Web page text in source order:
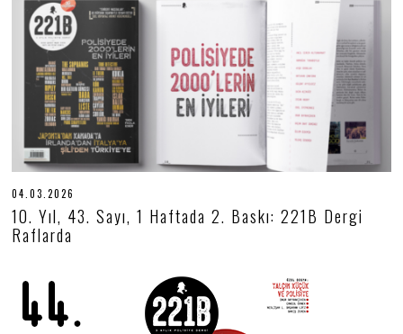
0
2
6
04.03.2026
4
.
10. Yıl, 43. Sayı, 1 Haftada 2. Baskı: 221B Dergi
Raflarda